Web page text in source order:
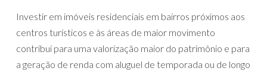
Investir em imóveis residenciais em bairros próximos aos
centros turísticos e às áreas de maior movimento
contribui para uma valorização maior do patrimônio e para
a geração de renda com aluguel de temporada ou de longo